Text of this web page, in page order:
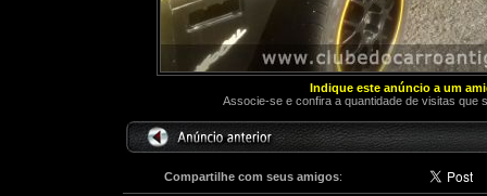
Indique este anúncio a um
Associe-se e confira a quantidade de visitas que
Compartilhe com seus amigos: